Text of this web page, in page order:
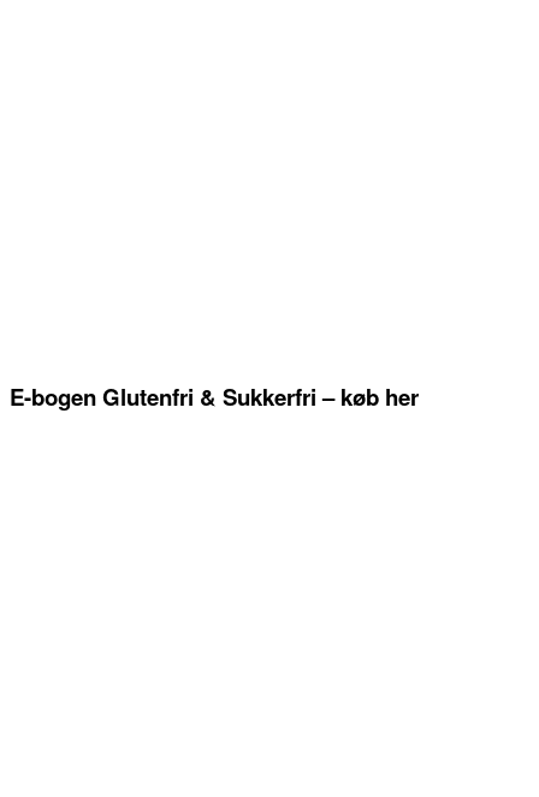
E-bogen Glutenfri & Sukkerfri – køb her